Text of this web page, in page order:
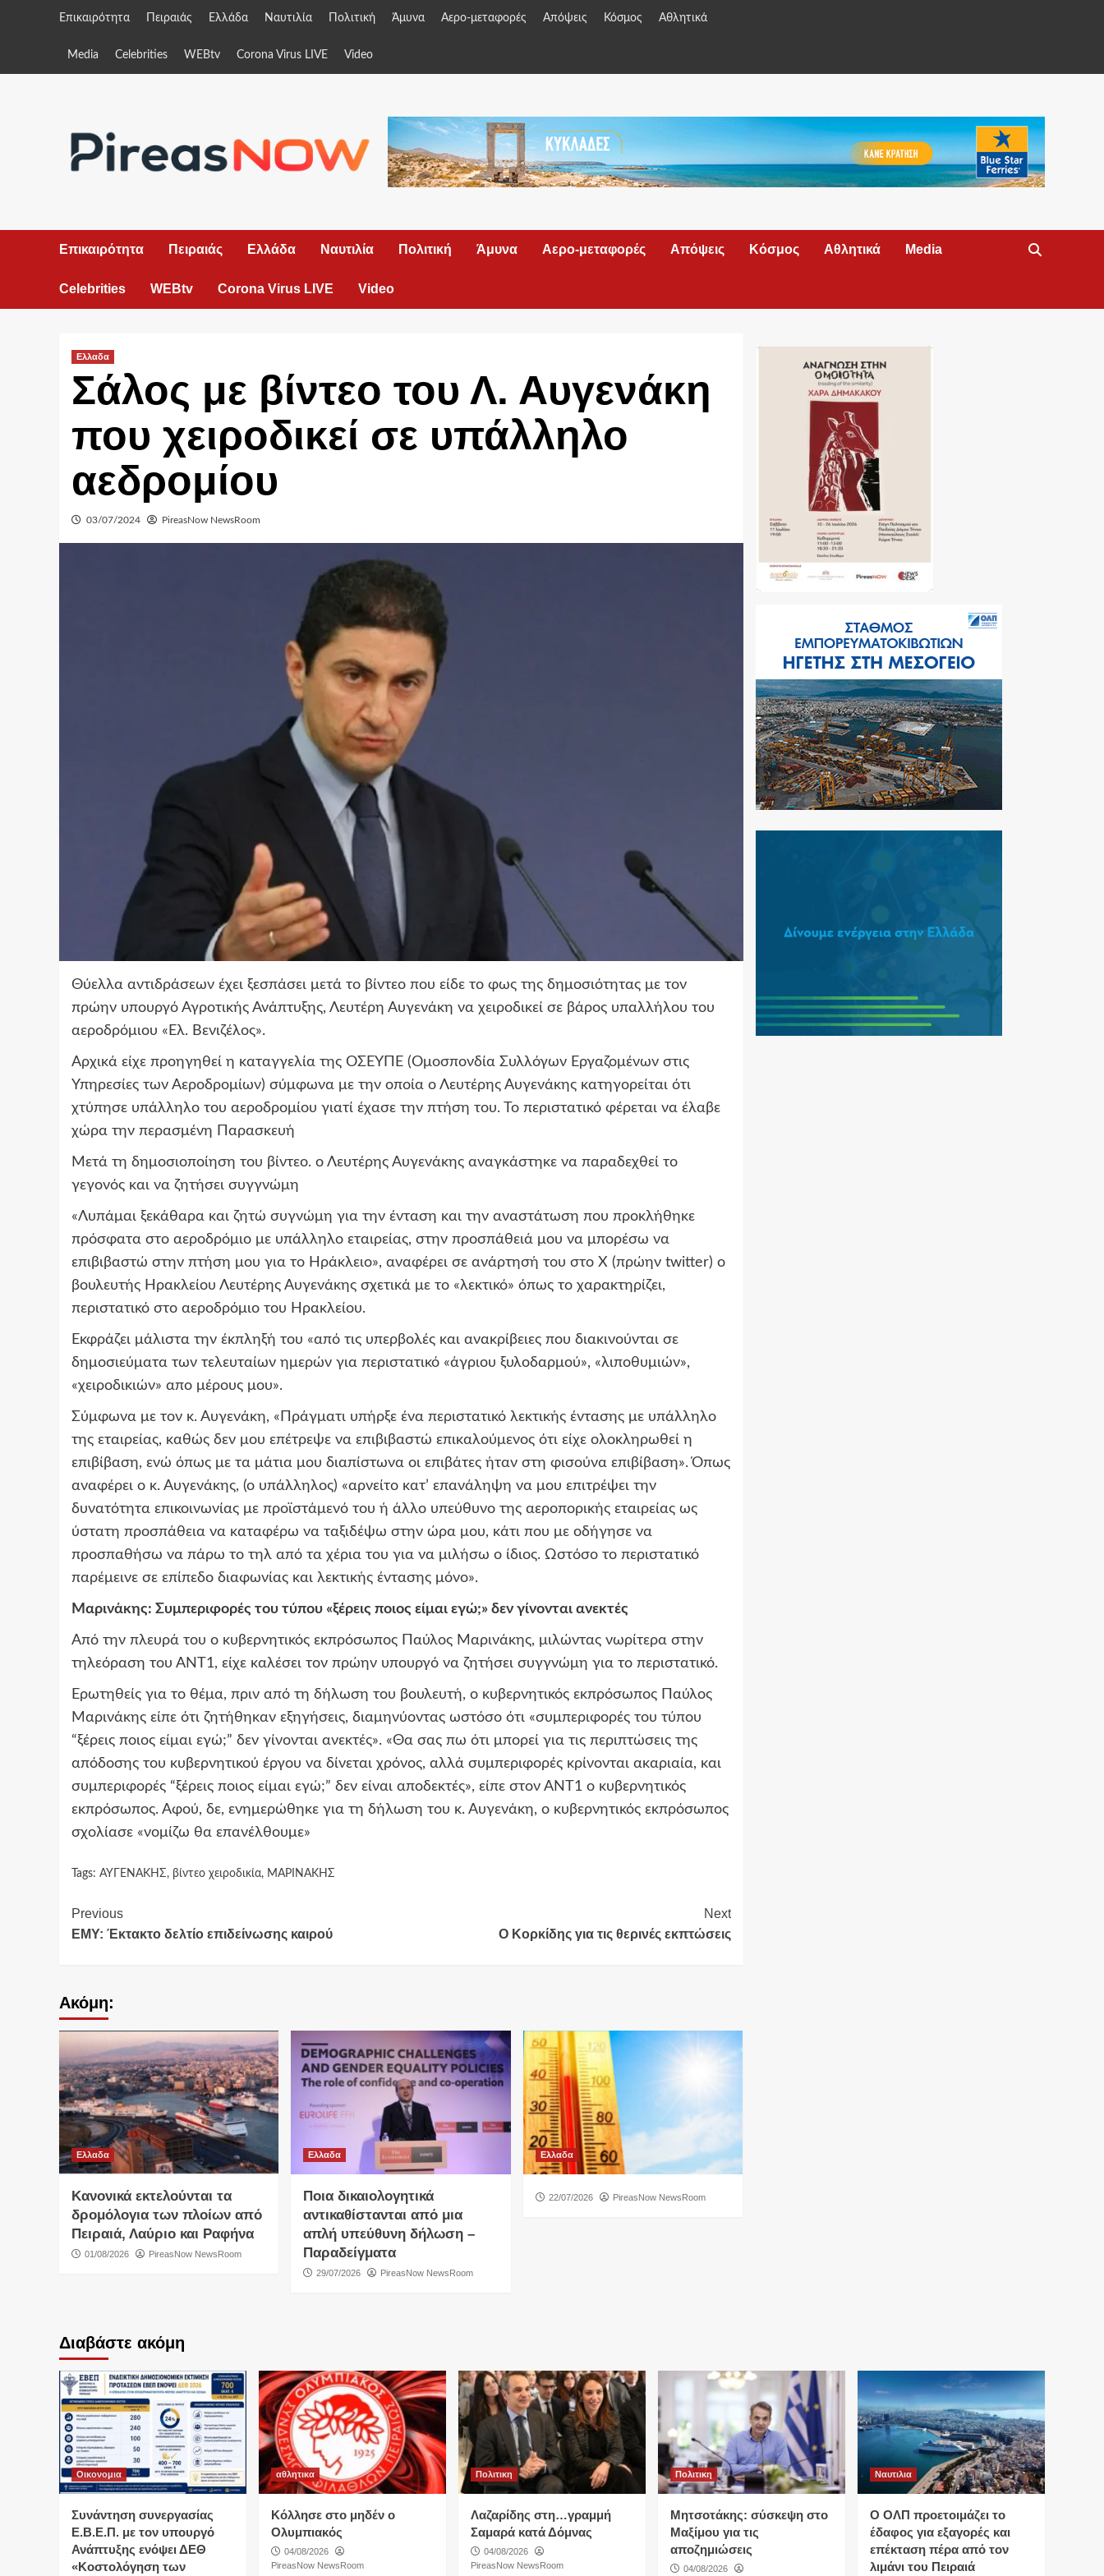
Επικαιρότητα Πειραιάς Ελλάδα Ναυτιλία Πολιτική Άμυνα Αερο-μεταφορές Απόψεις Κόσμος Αθλητικά
Media Celebrities WEBtv Corona Virus LIVE Video
Επικαιρότητα Πειραιάς Ελλάδα Ναυτιλία Πολιτική Άμυνα Αερο-μεταφορές Απόψεις Κόσμος Αθλητικά Media
Celebrities WEBtv Corona Virus LIVE Video
Ελλαδα
Σάλος με βίντεο του Λ. Αυγενάκη
που χειροδικεί σε υπάλληλο
αεδρομίου
03/07/2024 PireasNow NewsRoom
Θύελλα αντιδράσεων έχει ξεσπάσει μετά το βίντεο που είδε το φως της δημοσιότητας με τον
πρώην υπουργό Αγροτικής Ανάπτυξης, Λευτέρη Αυγενάκη να χειροδικεί σε βάρος υπαλλήλου του
αεροδρόμιου «Ελ. Βενιζέλος».
Αρχικά είχε προηγηθεί η καταγγελία της ΟΣΕΥΠΕ (Ομοσπονδία Συλλόγων Εργαζομένων στις
Υπηρεσίες των Αεροδρομίων) σύμφωνα με την οποία ο Λευτέρης Αυγενάκης κατηγορείται ότι
χτύπησε υπάλληλο του αεροδρομίου γιατί έχασε την πτήση του. Το περιστατικό φέρεται να έλαβε
χώρα την περασμένη Παρασκευή
Μετά τη δημοσιοποίηση του βίντεο. ο Λευτέρης Αυγενάκης αναγκάστηκε να παραδεχθεί το
γεγονός και να ζητήσει συγγνώμη
«Λυπάμαι ξεκάθαρα και ζητώ συγνώμη για την ένταση και την αναστάτωση που προκλήθηκε
πρόσφατα στο αεροδρόμιο με υπάλληλο εταιρείας, στην προσπάθειά μου να μπορέσω να
επιβιβαστώ στην πτήση μου για το Ηράκλειο», αναφέρει σε ανάρτησή του στο Χ (πρώην twitter) ο
βουλευτής Ηρακλείου Λευτέρης Αυγενάκης σχετικά με το «λεκτικό» όπως το χαρακτηρίζει,
περιστατικό στο αεροδρόμιο του Ηρακλείου.
Εκφράζει μάλιστα την έκπληξή του «από τις υπερβολές και ανακρίβειες που διακινούνται σε
δημοσιεύματα των τελευταίων ημερών για περιστατικό «άγριου ξυλοδαρμού», «λιποθυμιών»,
«χειροδικιών» απο μέρους μου».
Σύμφωνα με τον κ. Αυγενάκη, «Πράγματι υπήρξε ένα περιστατικό λεκτικής έντασης με υπάλληλο
της εταιρείας, καθώς δεν μου επέτρεψε να επιβιβαστώ επικαλούμενος ότι είχε ολοκληρωθεί η
επιβίβαση, ενώ όπως με τα μάτια μου διαπίστωνα οι επιβάτες ήταν στη φισούνα επιβίβαση». Όπως
αναφέρει ο κ. Αυγενάκης, (ο υπάλληλος) «αρνείτο κατ’ επανάληψη να μου επιτρέψει την
δυνατότητα επικοινωνίας με προϊστάμενό του ή άλλο υπεύθυνο της αεροπορικής εταιρείας ως
ύστατη προσπάθεια να καταφέρω να ταξιδέψω στην ώρα μου, κάτι που με οδήγησε να
προσπαθήσω να πάρω το τηλ από τα χέρια του για να μιλήσω ο ίδιος. Ωστόσο το περιστατικό
παρέμεινε σε επίπεδο διαφωνίας και λεκτικής έντασης μόνο».
Μαρινάκης: Συμπεριφορές του τύπου «ξέρεις ποιος είμαι εγώ;» δεν γίνονται ανεκτές
Από την πλευρά του ο κυβερνητικός εκπρόσωπος Παύλος Μαρινάκης, μιλώντας νωρίτερα στην
τηλεόραση του ΑΝΤ1, είχε καλέσει τον πρώην υπουργό να ζητήσει συγγνώμη για το περιστατικό.
Ερωτηθείς για το θέμα, πριν από τη δήλωση του βουλευτή, ο κυβερνητικός εκπρόσωπος Παύλος
Μαρινάκης είπε ότι ζητήθηκαν εξηγήσεις, διαμηνύοντας ωστόσο ότι «συμπεριφορές του τύπου
“ξέρεις ποιος είμαι εγώ;” δεν γίνονται ανεκτές». «Θα σας πω ότι μπορεί για τις περιπτώσεις της
απόδοσης του κυβερνητικού έργου να δίνεται χρόνος, αλλά συμπεριφορές κρίνονται ακαριαία, και
συμπεριφορές “ξέρεις ποιος είμαι εγώ;” δεν είναι αποδεκτές», είπε στον ΑΝΤ1 ο κυβερνητικός
εκπρόσωπος. Αφού, δε, ενημερώθηκε για τη δήλωση του κ. Αυγενάκη, ο κυβερνητικός εκπρόσωπος
σχολίασε «νομίζω θα επανέλθουμε»
Tags: ΑΥΓΕΝΑΚΗΣ, βίντεο χειροδικία, ΜΑΡΙΝΑΚΗΣ
Continue
Reading
Previous
ΕΜΥ: Έκτακτο δελτίο επιδείνωσης καιρού
Next
Ο Κορκίδης για τις θερινές εκπτώσεις
Ακόμη:
Ελλαδα
Κανονικά εκτελούνται τα
δρομόλογια των πλοίων από
Πειραιά, Λαύριο και Ραφήνα
01/08/2026 PireasNow NewsRoom
Ελλαδα
Ποια δικαιολογητικά
αντικαθίστανται από μια
απλή υπεύθυνη δήλωση –
Παραδείγματα
29/07/2026 PireasNow NewsRoom
Ελλαδα
22/07/2026 PireasNow NewsRoom
Διαβάστε ακόμη
Οικονομια
Συνάντηση συνεργασίας
Ε.Β.Ε.Π. με τον υπουργό
Ανάπτυξης ενόψει ΔΕΘ
«Κοστολόγηση των
αθλητικα
Κόλλησε στο μηδέν ο
Ολυμπιακός
04/08/2026
PireasNow NewsRoom
Πολιτικη
Λαζαρίδης στη…γραμμή
Σαμαρά κατά Δόμνας
04/08/2026
PireasNow NewsRoom
Πολιτικη
Μητσοτάκης: σύσκεψη στο
Μαξίμου για τις
αποζημιώσεις
04/08/2026
Ναυτιλια
O ΟΛΠ προετοιμάζει το
έδαφος για εξαγορές και
επέκταση πέρα από τον
λιμάνι του Πειραιά